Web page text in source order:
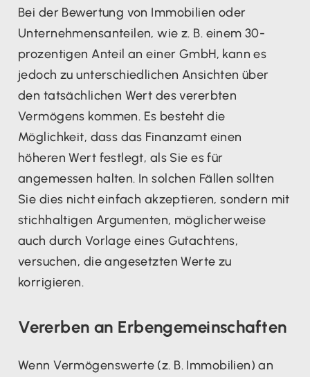
Bei der Bewertung von Immobilien oder
Unternehmensanteilen, wie z. B. einem 30-
prozentigen Anteil an einer GmbH, kann es
jedoch zu unterschiedlichen Ansichten über
den tatsächlichen Wert des vererbten
Vermögens kommen. Es besteht die
Möglichkeit, dass das Finanzamt einen
höheren Wert festlegt, als Sie es für
angemessen halten. In solchen Fällen sollten
Sie dies nicht einfach akzeptieren, sondern mit
stichhaltigen Argumenten, möglicherweise
auch durch Vorlage eines Gutachtens,
versuchen, die angesetzten Werte zu
korrigieren.
Vererben an Erbengemeinschaften
Wenn Vermögenswerte (z. B. Immobilien) an